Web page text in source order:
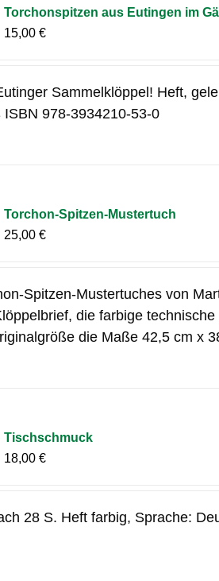
Torchonspitzen aus Eutingen im
15,00€
Sammelklöppel! Heft,
978-3934210-53-0
Torchon-Spitzen-Mustertuch
25,00€
Spitzen-Mustertuches von
die farbige technische
die Maße 42,5 cm x
Tischschmuck
18,00€
28 S. Heft farbig, Sprache: